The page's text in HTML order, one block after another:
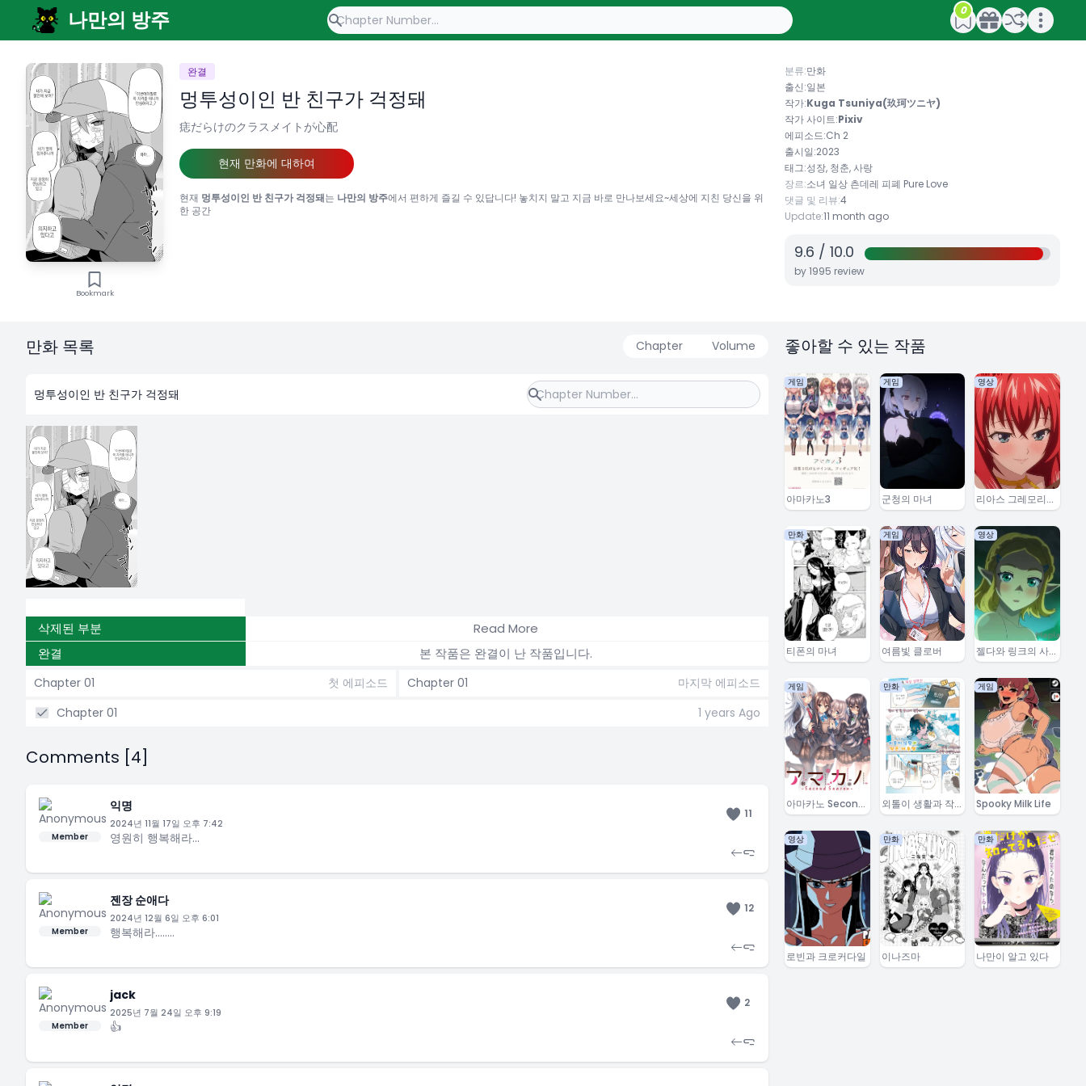
나만의 방주 Open main menu
0
Bookmark
완결
멍투성이인 반 친구가 걱정돼
痣だらけのクラスメイトが心配
현재 만화에 대하여
현재 멍투성이인 반 친구가 걱정돼는 나만의 방주에서 편하게 즐길 수 있답니다! 놓치지 말고 지금 바로 만나보세요~세상에 지친 당신을 위
한 공간
분류:만화
출신:일본
작가:Kuga Tsuniya(玖珂ツニヤ)
작가 사이트:Pixiv
에피소드:Ch 2
출시일:2023
태그:성장, 청춘, 사랑
장르:소녀 일상 츤데레 피폐 Pure Love
댓글 및 리뷰:4
Update:11 month ago
9.6 / 10.0
by1995 review
만화 목록 Chapter Volume
멍투성이인 반 친구가 걱정돼
삭제된 부분
Read More
완결
본 작품은 완결이 난 작품입니다.
Chapter 01 첫 에피소드 Chapter 01
마지막 에피소드
Chapter 01
1 years Ago
좋아할 수 있는 작품
게임
아마카노3
게임
군청의 마녀
영상
리아스 그레모리와
효도 잇세이
만화
티폰의 마녀
게임
여름빛 클로버
영상
젤다와 링크의 사
랑이야기
게임
아마카노 Second
Season
만화
외톨이 생활과 작
은여우쨩
게임
Spooky Milk Life
영상
로빈과 크로커다일
만화
이나즈마
만화
나만이 알고 있다
Comments [4]
Member
익명
2024년 11월 17일 오후 7:42
11
영원히 행복해라...
Member
젠장 순애다
2024년 12월 6일 오후 6:01
12
행복해라........
Member
jack
2025년 7월 24일 오후 9:19
2
👍